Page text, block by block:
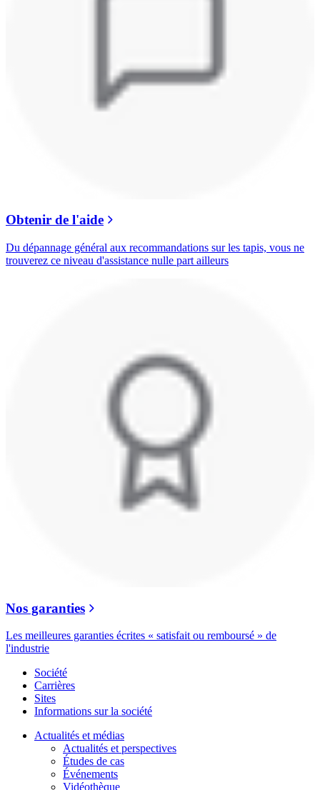
Obtenir de l'aide
Du dépannage général aux recommandations sur les tapis, vous ne
trouverez ce niveau d'assistance nulle part ailleurs
Nos garanties
Les meilleures garanties écrites « satisfait ou remboursé » de
l'industrie
Société
Carrières
Sites
Informations sur la société
Actualités et médias
Actualités et perspectives
Études de cas
Événements
Vidéothèque